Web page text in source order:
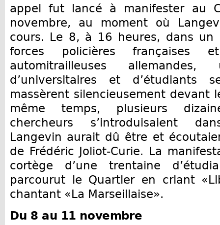
appel fut lancé à manifester au
novembre, au moment où
cours. Le 8, à 16 heures, dans un
forces policières françaises
automitrailleuses
d’universitaires et d’étudiants
massèrent silencieusement devant
même temps, plusieurs
chercheurs s’introduisaient
Langevin aurait dû être et
de Frédéric Joliot-Curie. La
cortège d’une trentaine
parcourut le Quartier en criant
chantant «La Marseillaise».
Du 8 au 11 novembre